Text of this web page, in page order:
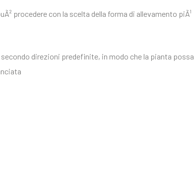
procedere con la scelta della forma di allevamento piÃ¹
direzioni predefinite, in modo che la pianta possa